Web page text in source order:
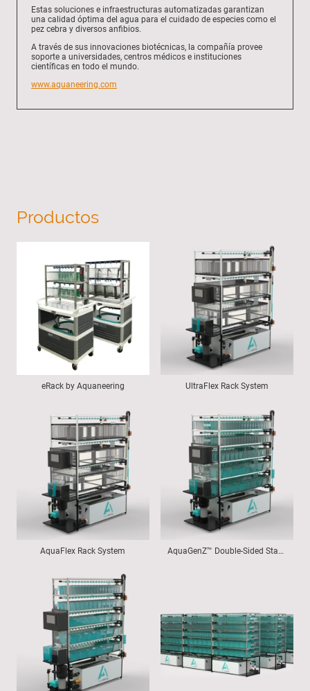
Estas soluciones e infraestructuras automatizadas garantizan
una calidad óptima del agua para el cuidado de especies como el
pez cebra y diversos anfibios.
A través de sus innovaciones biotécnicas, la compañía provee
soporte a universidades, centros médicos e instituciones
científicas en todo el mundo.
www.aquaneering.com
Productos
eRack by Aquaneering UltraFlex Rack System
AquaFlex Rack System AquaGenZ™ Double-Sided Stand-Alone Rack